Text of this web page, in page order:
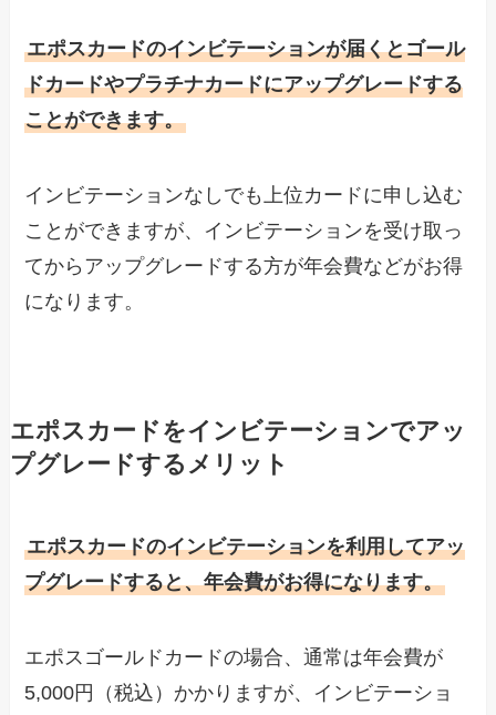
エポスカードのインビテーションが届くとゴール
ドカードやプラチナカードにアップグレードする
ことができます。
インビテーションなしでも上位カードに申し込む
ことができますが、インビテーションを受け取っ
てからアップグレードする方が年会費などがお得
になります。
エポスカードをインビテーションでアッ
プグレードするメリット
エポスカードのインビテーションを利用してアッ
プグレードすると、年会費がお得になります。
エポスゴールドカードの場合、通常は年会費が
5,000円（税込）かかりますが、インビテーショ